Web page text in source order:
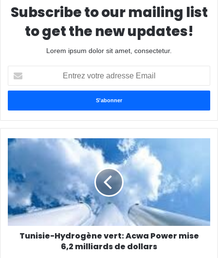
Subscribe to our mailing list
to get the new updates!
Lorem ipsum dolor sit amet, consectetur.
votre
adresse
Tunisie-Hydrogène vert: Acwa Power mise
6,2 milliards de dollars